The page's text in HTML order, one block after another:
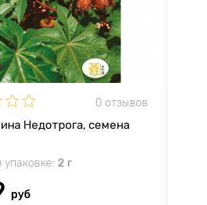
0 отзывов
Недотрога, семена
2 г
руб